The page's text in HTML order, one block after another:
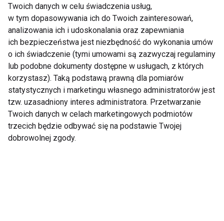
Jak walczyć z bólami
kręgosłupa?
S-ball aktywne,
inteligentne siedzisko
na początek roku
szkolnego i nie tylko
Przyczyny schorzeń
kręgosłupa
Wady postawy –
Twoich danych w celu świadczenia usług,
w tym dopasowywania ich do Twoich zainteresowań,
analizowania ich i udoskonalania oraz zapewniania
ich bezpieczeństwa jest niezbędność do wykonania umów
o ich świadczenie (tymi umowami są zazwyczaj regulaminy
lub podobne dokumenty dostępne w usługach, z których
korzystasz). Taką podstawą prawną dla pomiarów
statystycznych i marketingu własnego administratorów jest
tzw. uzasadniony interes administratora. Przetwarzanie
Twoich danych w celach marketingowych podmiotów
trzecich będzie odbywać się na podstawie Twojej
dobrowolnej zgody.